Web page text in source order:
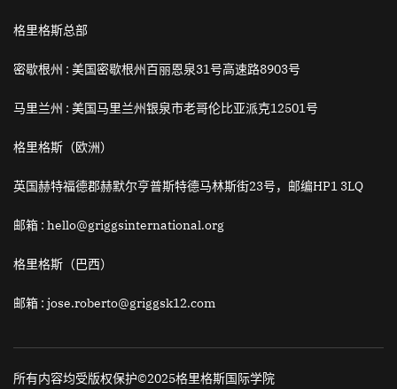
格里格斯总部
密歇根州 : 美国密歇根州百丽恩泉31号高速路8903号
马里兰州 : 美国马里兰州银泉市老哥伦比亚派克12501号
格里格斯（欧洲）
英国赫特福德郡赫默尔亨普斯特德马林斯街23号，邮编HP1 3LQ
邮箱 : hello@griggsinternational.org
格里格斯（巴西）
邮箱 : jose.roberto@griggsk12.com
所有内容均受版权保护©2025格里格斯国际学院